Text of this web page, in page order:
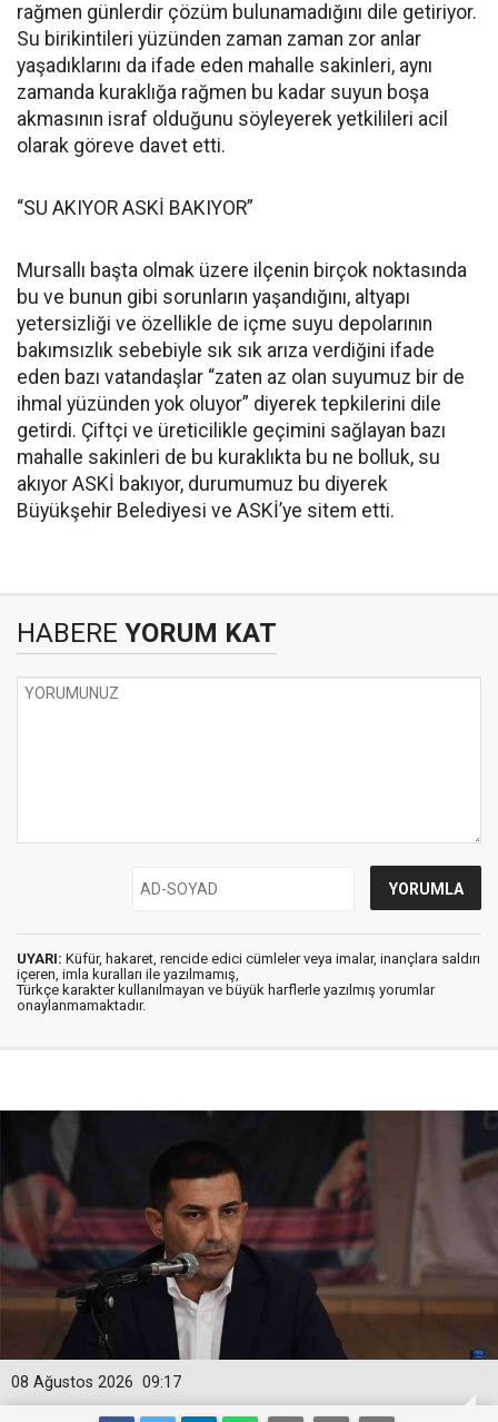
rağmen günlerdir çözüm bulunamadığını dile getiriyor.
Su birikintileri yüzünden zaman zaman zor anlar
yaşadıklarını da ifade eden mahalle sakinleri, aynı
zamanda kuraklığa rağmen bu kadar suyun boşa
akmasının israf olduğunu söyleyerek yetkilileri acil
olarak göreve davet etti.
“SU AKIYOR ASKİ BAKIYOR”
Mursallı başta olmak üzere ilçenin birçok noktasında
bu ve bunun gibi sorunların yaşandığını, altyapı
yetersizliği ve özellikle de içme suyu depolarının
bakımsızlık sebebiyle sık sık arıza verdiğini ifade
eden bazı vatandaşlar “zaten az olan suyumuz bir de
ihmal yüzünden yok oluyor” diyerek tepkilerini dile
getirdi. Çiftçi ve üreticilikle geçimini sağlayan bazı
mahalle sakinleri de bu kuraklıkta bu ne bolluk, su
akıyor ASKİ bakıyor, durumumuz bu diyerek
Büyükşehir Belediyesi ve ASKİ’ye sitem etti.
HABERE YORUM KAT
UYARI: Küfür, hakaret, rencide edici cümleler veya imalar, inançlara saldırı
içeren, imla kuralları ile yazılmamış,
Türkçe karakter kullanılmayan ve büyük harflerle yazılmış yorumlar
onaylanmamaktadır.
09:17
08 Ağustos 2026